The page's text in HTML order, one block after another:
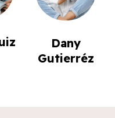
Dany
Gutierréz